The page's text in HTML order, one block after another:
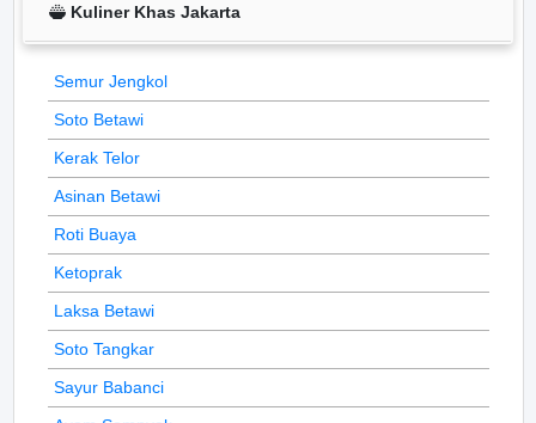
Kuliner Khas Jakarta
Semur Jengkol
Soto Betawi
Kerak Telor
Asinan Betawi
Roti Buaya
Ketoprak
Laksa Betawi
Soto Tangkar
Sayur Babanci